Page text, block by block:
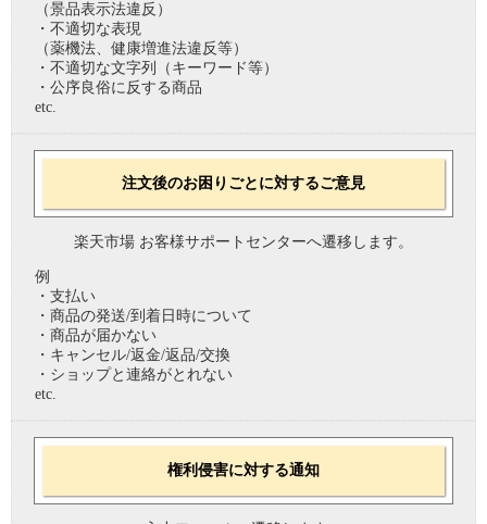
（景品表示法違反）
・不適切な表現
（薬機法、健康増進法違反等）
・不適切な文字列（キーワード等）
・公序良俗に反する商品
etc.
注文後のお困りごとに対するご意見
楽天市場 お客様サポートセンターへ遷移します。
例
・支払い
・商品の発送/到着日時について
・商品が届かない
・キャンセル/返金/返品/交換
・ショップと連絡がとれない
etc.
権利侵害に対する通知